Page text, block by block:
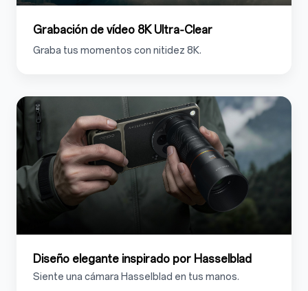
Grabación de vídeo 8K Ultra‑Clear
Graba tus momentos con nitidez 8K.
Diseño elegante inspirado por Hasselblad
Siente una cámara Hasselblad en tus manos.